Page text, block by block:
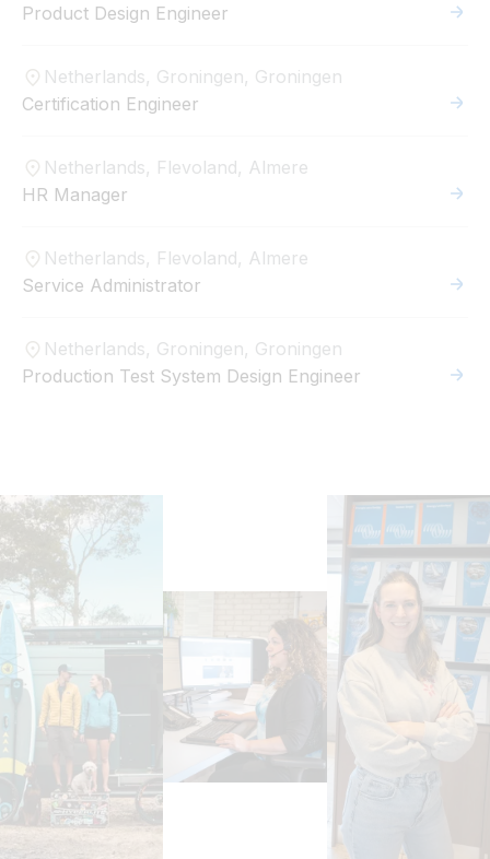
Product Design Engineer
Netherlands, Groningen, Groningen
Certification Engineer
Netherlands, Flevoland, Almere
HR Manager
Netherlands, Flevoland, Almere
Service Administrator
Netherlands, Groningen, Groningen
Production Test System Design Engineer